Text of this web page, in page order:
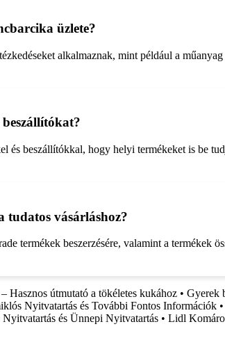
üzlete?
alkalmaznak, mint például a
beszállítókkal, hogy helyi termékeket is be
tudatos vásárláshoz?
termékek beszerzésére, valamint a termékek
Hasznos útmutató a tökéletes kukához • Gyerek
Nyitvatartás és További Fontos Információk •
és Ünnepi Nyitvatartás • Lidl